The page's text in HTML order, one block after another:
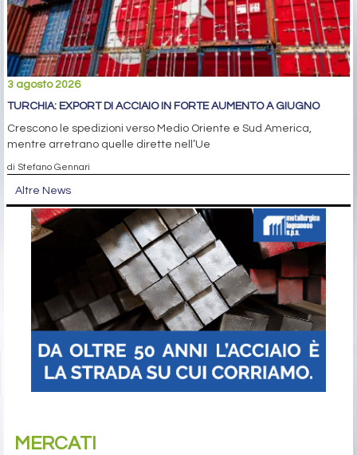
3 agosto 2026
TURCHIA: EXPORT DI ACCIAIO IN FORTE AUMENTO A GIUGNO
Crescono le spedizioni verso Medio Oriente e Sud America,
mentre arretrano quelle dirette nell’Ue
di Stefano Gennari
Altre News
MERCATI